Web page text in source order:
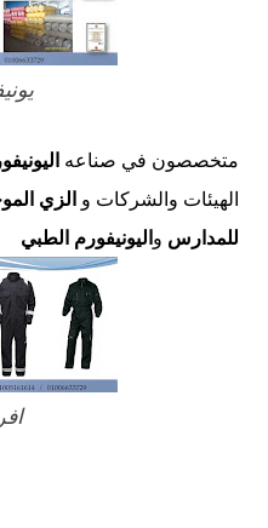
متخصصون في صناعه
الهيئات والشركات و الزي
للمدارس واليونيفورم الطبي